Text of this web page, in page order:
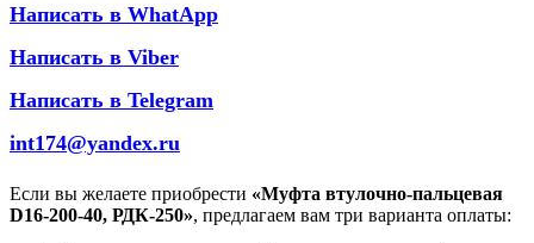
Написать в WhatApp
Написать в Viber
Написать в Telegram
int174@yandex.ru
Если вы желаете приобрести «Муфта втулочно-пальцевая
D16-200-40, РДК-250», предлагаем вам три варианта оплаты: